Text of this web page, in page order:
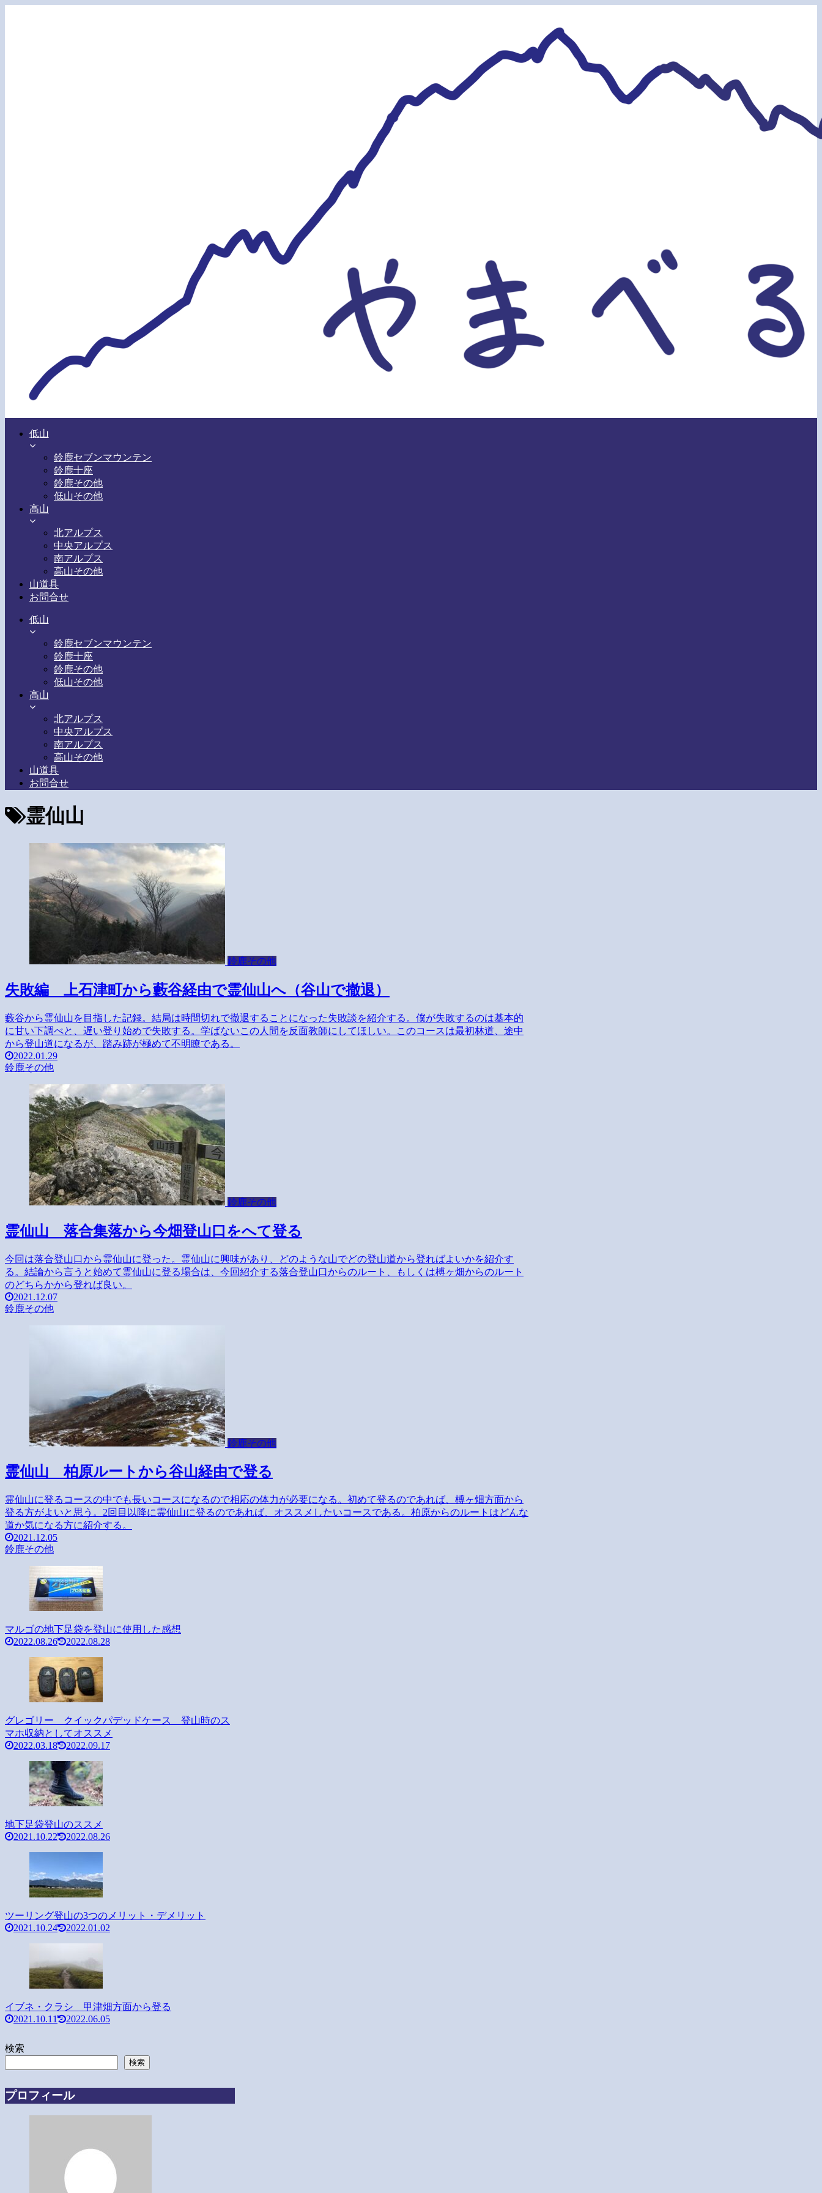
低山
鈴鹿セブンマウンテン
鈴鹿十座
鈴鹿その他
低山その他
高山
北アルプス
中央アルプス
南アルプス
高山その他
山道具
お問合せ
低山
鈴鹿セブンマウンテン
鈴鹿十座
鈴鹿その他
低山その他
高山
北アルプス
中央アルプス
南アルプス
高山その他
山道具
お問合せ
霊仙山
鈴鹿その他
失敗編 上石津町から藪谷経由で霊仙山へ（谷山で撤退）
藪谷から霊仙山を目指した記録。結局は時間切れで撤退することになった失敗談を紹介する。僕が失敗するのは基本的
に甘い下調べと、遅い登り始めで失敗する。学ばないこの人間を反面教師にしてほしい。このコースは最初林道、途中
から登山道になるが、踏み跡が極めて不明瞭である。
2022.01.29
鈴鹿その他
鈴鹿その他
霊仙山 落合集落から今畑登山口をへて登る
今回は落合登山口から霊仙山に登った。霊仙山に興味があり、どのような山でどの登山道から登ればよいかを紹介す
る。結論から言うと始めて霊仙山に登る場合は、今回紹介する落合登山口からのルート、もしくは榑ヶ畑からのルート
のどちらかから登れば良い。
2021.12.07
鈴鹿その他
鈴鹿その他
霊仙山 柏原ルートから谷山経由で登る
霊仙山に登るコースの中でも長いコースになるので相応の体力が必要になる。初めて登るのであれば、榑ヶ畑方面から
登る方がよいと思う。2回目以降に霊仙山に登るのであれば、オススメしたいコースである。柏原からのルートはどんな
道か気になる方に紹介する。
2021.12.05
鈴鹿その他
マルゴの地下足袋を登山に使用した感想
2022.08.26
2022.08.28
グレゴリー クイックパデッドケース 登山時のス
マホ収納としてオススメ
2022.03.18
2022.09.17
地下足袋登山のススメ
2021.10.22
2022.08.26
ツーリング登山の3つのメリット・デメリット
2021.10.24
2022.01.02
イブネ・クラシ 甲津畑方面から登る
2021.10.11
2022.06.05
検索
検索
プロフィール